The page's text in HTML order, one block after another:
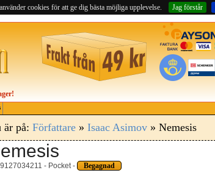
cookies för att ge dig bästa möjliga upplevelse. Jag förstår
är på: Författare» Isaac Asimov» Nemesis
- Pocket - Begagnad